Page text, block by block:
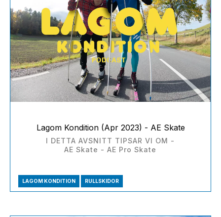
Lagom Kondition (Apr 2023) - AE Skate
I DETTA AVSNITT TIPSAR VI OM -
AE Skate - AE Pro Skate
LAGOM KONDITION RULLSKIDOR